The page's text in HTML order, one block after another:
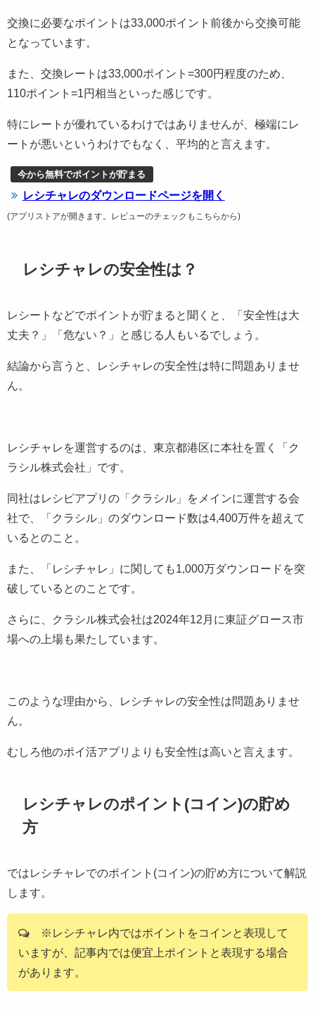
交換に必要なポイントは33,000ポイント前後から交換可能
となっています。
また、交換レートは33,000ポイント=300円程度のため、
110ポイント=1円相当といった感じです。
特にレートが優れているわけではありませんが、極端にレ
ートが悪いというわけでもなく、平均的と言えます。
今から無料でポイントが貯まる
レシチャレのダウンロードページを開く
(アプリストアが開きます。レビューのチェックもこちらから)
レシチャレの安全性は？
レシートなどでポイントが貯まると聞くと、「安全性は大
丈夫？」「危ない？」と感じる人もいるでしょう。
結論から言うと、レシチャレの安全性は特に問題ありませ
ん。
レシチャレを運営するのは、東京都港区に本社を置く「ク
ラシル株式会社」です。
同社はレシピアプリの「クラシル」をメインに運営する会
社で、「クラシル」のダウンロード数は4,400万件を超えて
いるとのこと。
また、「レシチャレ」に関しても1,000万ダウンロードを突
破しているとのことです。
さらに、クラシル株式会社は2024年12月に東証グロース市
場への上場も果たしています。
このような理由から、レシチャレの安全性は問題ありませ
ん。
むしろ他のポイ活アプリよりも安全性は高いと言えます。
レシチャレのポイント(コイン)の貯め
方
ではレシチャレでのポイント(コイン)の貯め方について解説
します。
※レシチャレ内ではポイントをコインと表現して
いますが、記事内では便宜上ポイントと表現する場合
があります。